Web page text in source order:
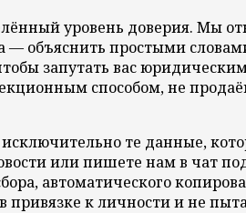
уровень доверия. Мы
— объяснить простыми
запутать вас
способом, не
те данные,
или пишете нам в чат
автоматического
к личности и не